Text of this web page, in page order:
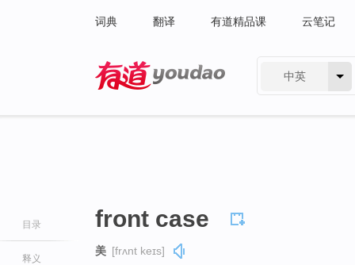
词典 翻译 有道精品课 云笔记
中英
目录
释义
front case
美 [frʌnt keɪs]